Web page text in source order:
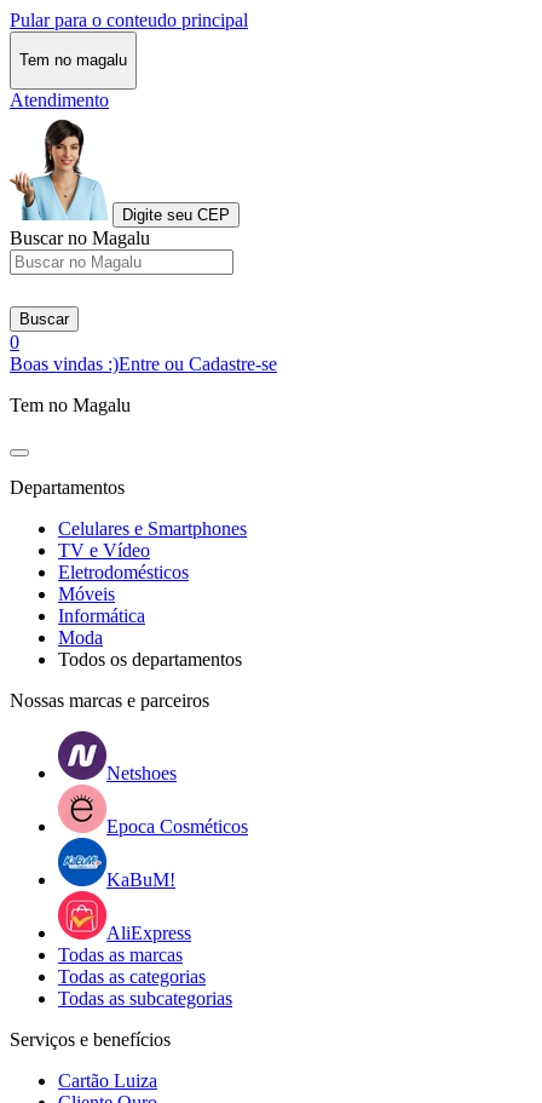
Pular para o conteudo principal
Tem no magalu
Atendimento
Digite seu CEP
Buscar no Magalu
Buscar
0
Boas vindas :)Entre ou Cadastre-se
Tem no Magalu
Departamentos
Celulares e Smartphones
TV e Vídeo
Eletrodomésticos
Móveis
Informática
Moda
Todos os departamentos
Nossas marcas e parceiros
Netshoes
Epoca Cosméticos
KaBuM!
AliExpress
Todas as marcas
Todas as categorias
Todas as subcategorias
Serviços e benefícios
Cartão Luiza